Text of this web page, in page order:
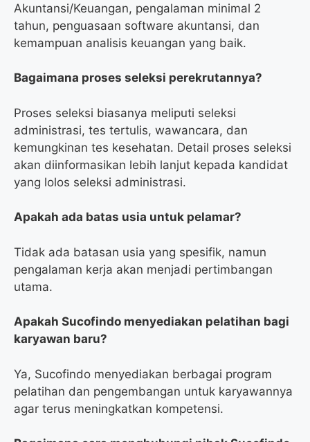
Akuntansi/Keuangan, pengalaman minimal 2
tahun, penguasaan software akuntansi, dan
kemampuan analisis keuangan yang baik.
Bagaimana proses seleksi perekrutannya?
Proses seleksi biasanya meliputi seleksi
administrasi, tes tertulis, wawancara, dan
kemungkinan tes kesehatan. Detail proses seleksi
akan diinformasikan lebih lanjut kepada kandidat
yang lolos seleksi administrasi.
Apakah ada batas usia untuk pelamar?
Tidak ada batasan usia yang spesifik, namun
pengalaman kerja akan menjadi pertimbangan
utama.
Apakah Sucofindo menyediakan pelatihan bagi
karyawan baru?
Ya, Sucofindo menyediakan berbagai program
pelatihan dan pengembangan untuk karyawannya
agar terus meningkatkan kompetensi.